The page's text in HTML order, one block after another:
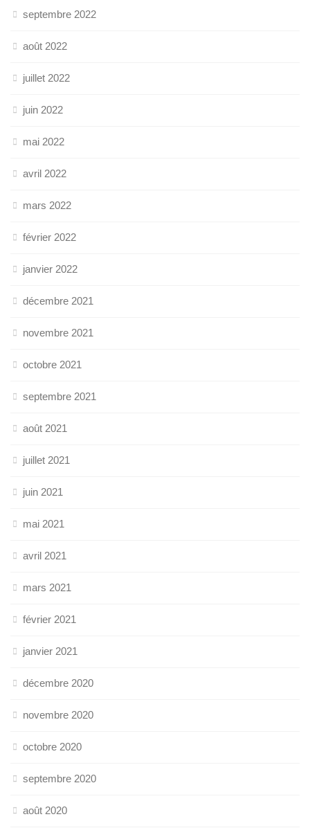
septembre 2022
août 2022
juillet 2022
juin 2022
mai 2022
avril 2022
mars 2022
février 2022
janvier 2022
décembre 2021
novembre 2021
octobre 2021
septembre 2021
août 2021
juillet 2021
juin 2021
mai 2021
avril 2021
mars 2021
février 2021
janvier 2021
décembre 2020
novembre 2020
octobre 2020
septembre 2020
août 2020